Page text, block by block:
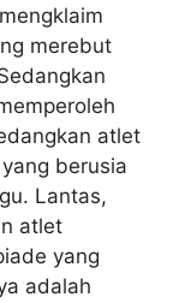
merebut
atlet
berusia
Lantas,
atlet
yang
adalah